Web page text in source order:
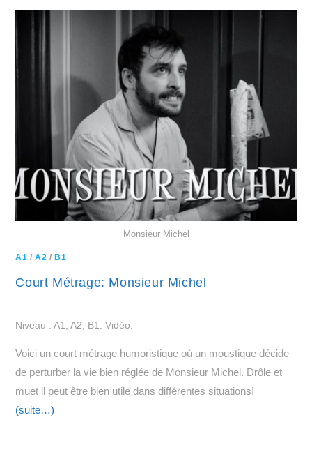
Monsieur Michel
A1 /A2 /B1
Court Métrage: Monsieur Michel
Niveau : A1, A2, B1. Vidéo.
Voici un court métrage humoristique où un moustique décide
de perturber la vie bien réglée de Monsieur Michel. Drôle et
muet il peut être bien utile dans différentes situations!
(suite…)